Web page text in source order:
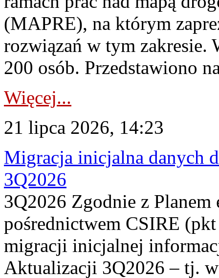
(MAPRE), na którym
rozwiązań w tym zakresie.
200 osób. Przedstawiono
Więcej...
21 lipca 2026, 14:23
Migracja inicjalna danych
3Q2026
3Q2026 Zgodnie z
pośrednictwem CSIRE
migracji inicjalnej
Aktualizacji 3Q2026 – tj.